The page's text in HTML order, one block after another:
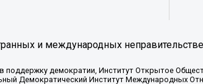
и международных
поддержку демократии, Институт Открытое
Демократический Институт Международных